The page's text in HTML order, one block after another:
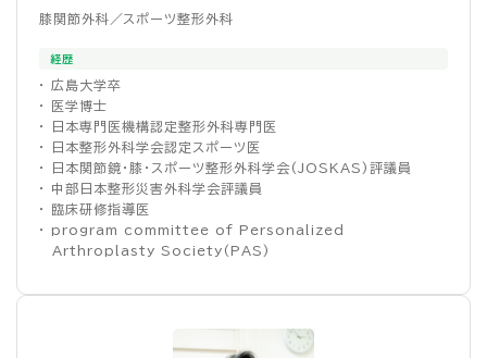
膝関節外科／スポーツ整形外科
経歴
・ 広島大学卒
・ 医学博士
・ 日本専門医機構認定整形外科専門医
・ 日本整形外科学会認定スポーツ医
・ 日本関節鏡・膝・スポーツ整形外科学会(JOSKAS)評議員
・ 中部日本整形災害外科学会評議員
・ 臨床研修指導医
・ program committee of Personalized
Arthroplasty Society(PAS)